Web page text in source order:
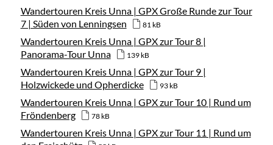
Wandertouren Kreis Unna | GPX Große Runde zur Tour
7 | Süden von Lenningsen
81 kB
Wandertouren Kreis Unna | GPX zur Tour 8 |
Panorama-Tour Unna
139 kB
Wandertouren Kreis Unna | GPX zur Tour 9 |
Holzwickede und Opherdicke
93 kB
Wandertouren Kreis Unna | GPX zur Tour 10 | Rund um
Fröndenberg
78 kB
Wandertouren Kreis Unna | GPX zur Tour 11 | Rund um